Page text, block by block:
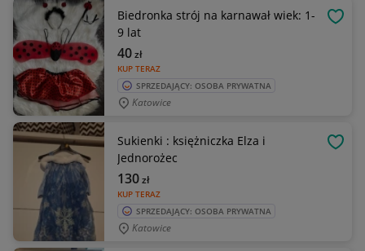
Biedronka strój na karnawał wiek: 1-
9 lat
KUP TERAZ
40zł
SPRZEDAJĄCY: OSOBA PRYWATNA
Katowice
Sukienki : księżniczka Elza i
Jednorożec
KUP TERAZ
130zł
SPRZEDAJĄCY: OSOBA PRYWATNA
Katowice